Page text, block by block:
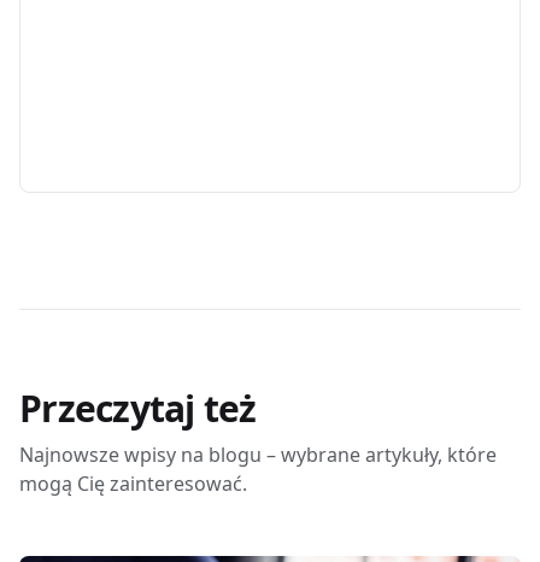
Przeczytaj też
Najnowsze wpisy na blogu – wybrane artykuły, które
mogą Cię zainteresować.